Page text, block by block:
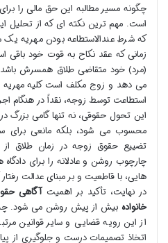
چگونه مسیر مطالبه این حق مالی را
است. مهم ترین نکته ای که از تحلیل
که شرط عندالاستطاعه بودن مهریه
زمانی که عقد نکاح به قوت خود باقی
(مرد) خود متقاضی طلاق همسرش
می دهد و زوج مکلف است کلیه مهریه
استطاعت توسط زوجه، نقداً در هنگام
این تحول حقوقی، نه تنها گامی بزرگ
محسوب می شود، بلکه مانعی برای
تضییع حقوق زوجه در زمان طلاق
چارچوب روشن و عادلانه را برای
هایی، با قاطعیت و بر مبنای عدالت رفتار
در نهایت، تأکید بر اهمیتآگاهی
خانواده بیش از پیش روشن می شود.
از این رویه قضایی و سایر قوانین
اتخاذ تصمیمات درست و جلوگیری از